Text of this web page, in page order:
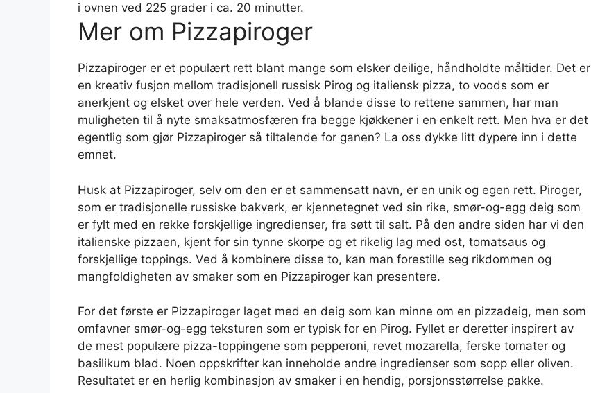
i ovnen ved 225 grader i ca. 20 minutter.
Mer om Pizzapiroger
Pizzapiroger er et populært rett blant mange som elsker deilige, håndholdte måltider. Det er
en kreativ fusjon mellom tradisjonell russisk Pirog og italiensk pizza, to voods som er
anerkjent og elsket over hele verden. Ved å blande disse to rettene sammen, har man
muligheten til å nyte smaksatmosfæren fra begge kjøkkener i en enkelt rett. Men hva er det
egentlig som gjør Pizzapiroger så tiltalende for ganen? La oss dykke litt dypere inn i dette
emnet.
Husk at Pizzapiroger, selv om den er et sammensatt navn, er en unik og egen rett. Piroger,
som er tradisjonelle russiske bakverk, er kjennetegnet ved sin rike, smør-og-egg deig som
er fylt med en rekke forskjellige ingredienser, fra søtt til salt. På den andre siden har vi den
italienske pizzaen, kjent for sin tynne skorpe og et rikelig lag med ost, tomatsaus og
forskjellige toppings. Ved å kombinere disse to, kan man forestille seg rikdommen og
mangfoldigheten av smaker som en Pizzapiroger kan presentere.
For det første er Pizzapiroger laget med en deig som kan minne om en pizzadeig, men som
omfavner smør-og-egg teksturen som er typisk for en Pirog. Fyllet er deretter inspirert av
de mest populære pizza-toppingene som pepperoni, revet mozarella, ferske tomater og
basilikum blad. Noen oppskrifter kan inneholde andre ingredienser som sopp eller oliven.
Resultatet er en herlig kombinasjon av smaker i en hendig, porsjonsstørrelse pakke.